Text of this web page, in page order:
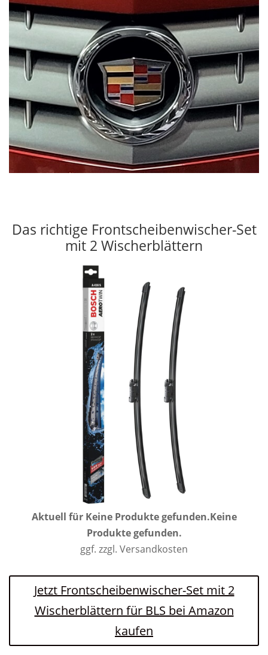
Das richtige Frontscheibenwischer-Set
mit 2 Wischerblättern
Aktuell für Keine Produkte gefunden.Keine
Produkte gefunden.
ggf. zzgl. Versandkosten
Jetzt Frontscheibenwischer-Set mit 2
Wischerblättern für BLS bei Amazon
kaufen